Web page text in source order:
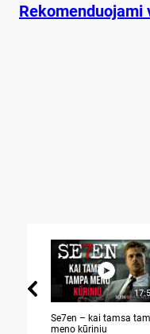
Rekomenduojami
Se7en – kai tamsa
meno kūriniu